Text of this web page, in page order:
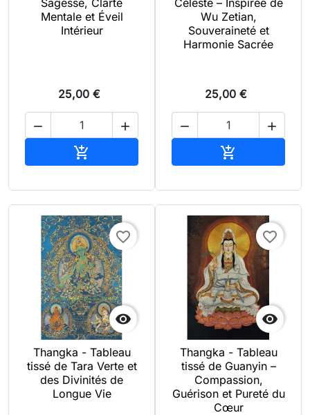
Sagesse, Clarté
Mentale et Éveil
Intérieur
25,00 €
 

Céleste – Inspirée de
Wu Zetian,
Souveraineté et
Harmonie Sacrée
25,00 €
 


favorite_border
Thangka - Tableau
tissé de Tara Verte et
des Divinités de
Longue Vie

favorite_border
Thangka - Tableau
tissé de Guanyin –
Compassion,
Guérison et Pureté du
Cœur